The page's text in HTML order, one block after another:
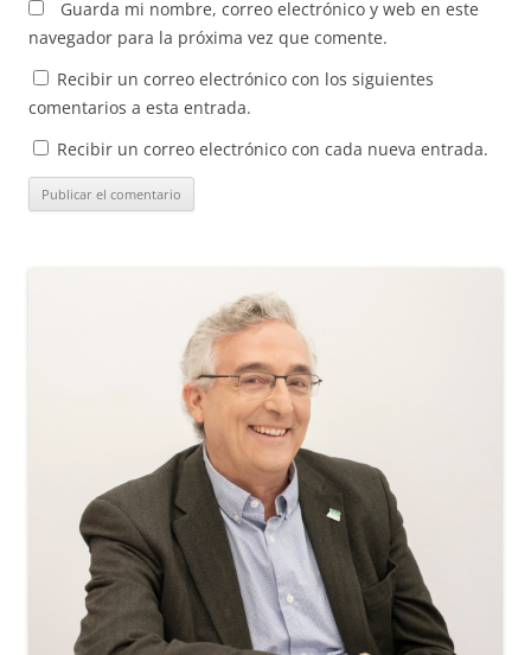
Guarda mi nombre, correo electrónico y web en este
navegador para la próxima vez que comente.
Recibir un correo electrónico con los siguientes
comentarios a esta entrada.
Recibir un correo electrónico con cada nueva entrada.